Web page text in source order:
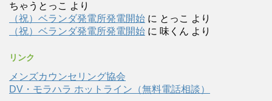
ちゃうとっこ より
（祝）ベランダ発電所発電開始 に とっこ より
（祝）ベランダ発電所発電開始 に 味くん より
リンク
メンズカウンセリング協会
DV・モラハラ ホットライン（無料電話相談）